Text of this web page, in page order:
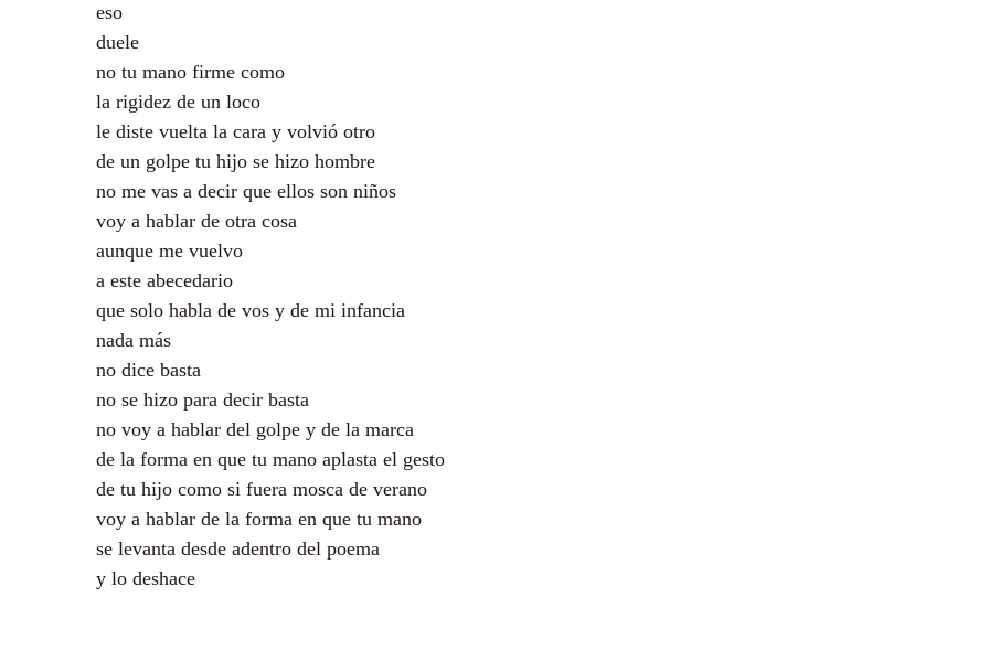
eso
duele
no tu mano firme como
la rigidez de un loco
le diste vuelta la cara y volvió otro
de un golpe tu hijo se hizo hombre
no me vas a decir que ellos son niños
voy a hablar de otra cosa
aunque me vuelvo
a este abecedario
que solo habla de vos y de mi infancia
nada más
no dice basta
no se hizo para decir basta
no voy a hablar del golpe y de la marca
de la forma en que tu mano aplasta el gesto
de tu hijo como si fuera mosca de verano
voy a hablar de la forma en que tu mano
se levanta desde adentro del poema
y lo deshace